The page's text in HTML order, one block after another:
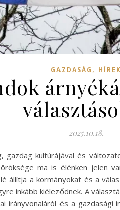
GAZDASÁG , HÍREK
2025.10.18.
gazdag kultúrájával és
ma is élénken jelen
állítja a kormányokat és a
inkább kiéleződnek. A
irányvonaláról és a